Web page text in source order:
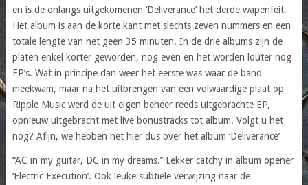
en is de onlangs uitgekomenen ‘Deliverance’ het derde wapenfeit.
Het album is aan de korte kant met slechts zeven nummers en een
totale lengte van net geen 35 minuten. In de drie albums zijn de
platen enkel korter geworden, nog even en het worden louter nog
EP’s. Wat in principe dan weer het eerste was waar de band
meekwam, maar na het uitbrengen van een volwaardige plaat op
Ripple Music werd de uit eigen beheer reeds uitgebrachte EP,
opnieuw uitgebracht met live bonustracks tot album. Volgt u het
nog? Afijn, we hebben het hier dus over het album ‘Deliverance’
“AC in my guitar, DC in my dreams.’’ Lekker catchy in album opener
‘Electric Execution’. Ook leuke subtiele verwijzing naar de